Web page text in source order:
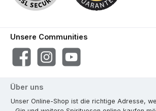
Unsere Communities
FacebookInstagramYouTube
Über uns
Unser Online-Shop ist die richtige Adresse,